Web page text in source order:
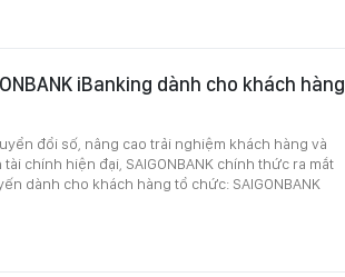
iBanking dành cho khách hàng
đổi số, nâng cao trải nghiệm khách hàng và
chính hiện đại, SAIGONBANK chính thức ra mắt
dành cho khách hàng tổ chức: SAIGONBANK